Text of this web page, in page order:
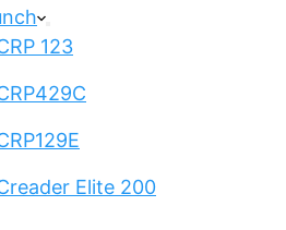
123
Elite 200